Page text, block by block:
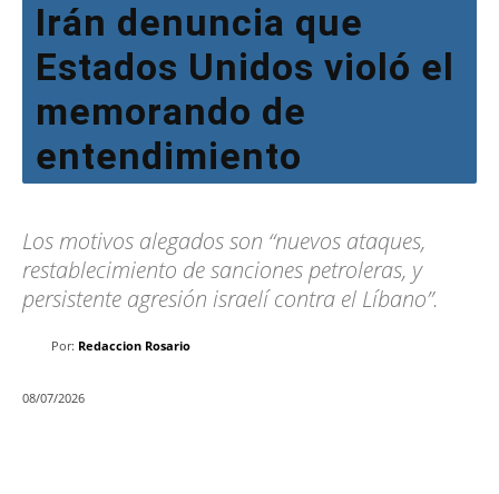
Irán denuncia que
Estados Unidos violó el
memorando de
entendimiento
Los motivos alegados son “nuevos ataques,
restablecimiento de sanciones petroleras, y
persistente agresión israelí contra el Líbano”.
Por: Redaccion Rosario
08/07/2026